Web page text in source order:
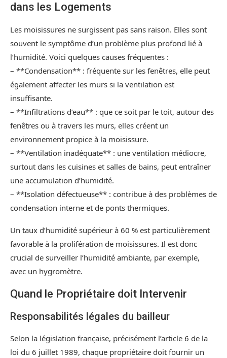
dans les Logements
Les moisissures ne surgissent pas sans raison. Elles sont
souvent le symptôme d’un problème plus profond lié à
l’humidité. Voici quelques causes fréquentes :
– **Condensation** : fréquente sur les fenêtres, elle peut
également affecter les murs si la ventilation est
insuffisante.
– **Infiltrations d’eau** : que ce soit par le toit, autour des
fenêtres ou à travers les murs, elles créent un
environnement propice à la moisissure.
– **Ventilation inadéquate** : une ventilation médiocre,
surtout dans les cuisines et salles de bains, peut entraîner
une accumulation d’humidité.
– **Isolation défectueuse** : contribue à des problèmes de
condensation interne et de ponts thermiques.
Un taux d’humidité supérieur à 60 % est particulièrement
favorable à la prolifération de moisissures. Il est donc
crucial de surveiller l’humidité ambiante, par exemple,
avec un hygromètre.
Quand le Propriétaire doit Intervenir
Responsabilités légales du bailleur
Selon la législation française, précisément l’article 6 de la
loi du 6 juillet 1989, chaque propriétaire doit fournir un